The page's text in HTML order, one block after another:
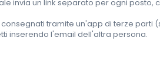
invia un link separato per ogni posto,
consegnati tramite un'app di terze parti
inserendo l'email dell'altra persona.